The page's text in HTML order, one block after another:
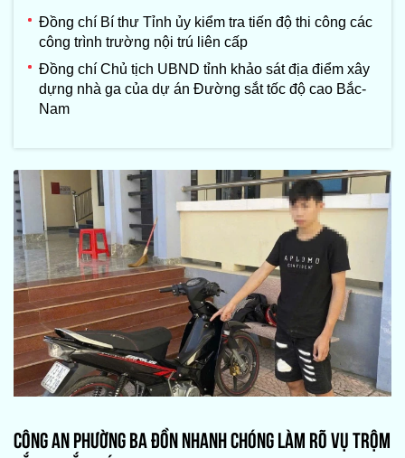
Đồng chí Bí thư Tỉnh ủy kiểm tra tiến độ thi công các
công trình trường nội trú liên cấp
Đồng chí Chủ tịch UBND tỉnh khảo sát địa điểm xây
dựng nhà ga của dự án Đường sắt tốc độ cao Bắc-
Nam
CÔNG AN PHƯỜNG BA ĐỒN NHANH CHÓNG LÀM RÕ VỤ TRỘM